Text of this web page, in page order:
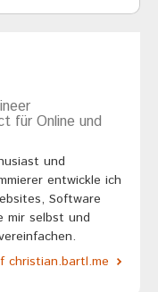
für Online und
und
entwickle ich
Software
mir selbst und
christian.bartl.me